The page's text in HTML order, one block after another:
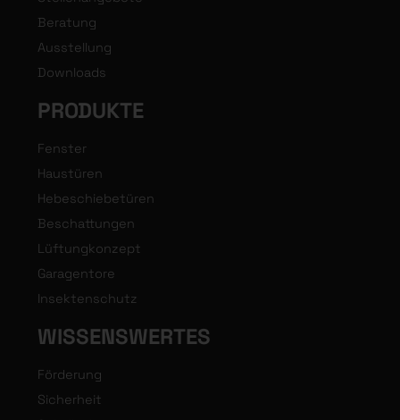
Beratung
Ausstellung
Downloads
PRODUKTE
Fenster
Haustüren
Hebeschiebetüren
Beschattungen
Lüftungkonzept
Garagentore
Insektenschutz
WISSENSWERTES
Förderung
Sicherheit